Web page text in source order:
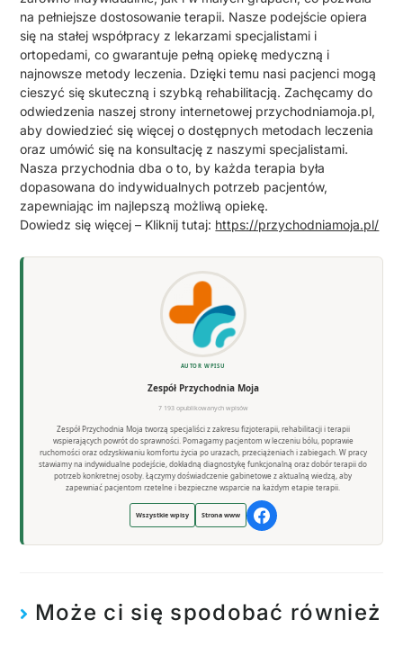
na pełniejsze dostosowanie terapii. Nasze podejście opiera
się na stałej współpracy z lekarzami specjalistami i
ortopedami, co gwarantuje pełną opiekę medyczną i
najnowsze metody leczenia. Dzięki temu nasi pacjenci mogą
cieszyć się skuteczną i szybką rehabilitacją. Zachęcamy do
odwiedzenia naszej strony internetowej przychodniamoja.pl,
aby dowiedzieć się więcej o dostępnych metodach leczenia
oraz umówić się na konsultację z naszymi specjalistami.
Nasza przychodnia dba o to, by każda terapia była
dopasowana do indywidualnych potrzeb pacjentów,
zapewniając im najlepszą możliwą opiekę.
Dowiedz się więcej – Kliknij tutaj: https://przychodniamoja.pl/
AUTOR WPISU
Zespół Przychodnia Moja
7 193 opublikowanych wpisów
Zespół Przychodnia Moja tworzą specjaliści z zakresu fizjoterapii, rehabilitacji i terapii
wspierających powrót do sprawności. Pomagamy pacjentom w leczeniu bólu, poprawie
ruchomości oraz odzyskiwaniu komfortu życia po urazach, przeciążeniach i zabiegach. W pracy
stawiamy na indywidualne podejście, dokładną diagnostykę funkcjonalną oraz dobór terapii do
potrzeb konkretnej osoby. Łączymy doświadczenie gabinetowe z aktualną wiedzą, aby
zapewniać pacjentom rzetelne i bezpieczne wsparcie na każdym etapie terapii.
Wszystkie wpisy Strona www
Może ci się spodobać również